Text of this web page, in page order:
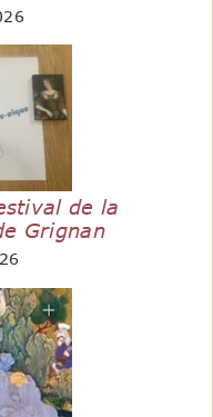
de la
Grignan